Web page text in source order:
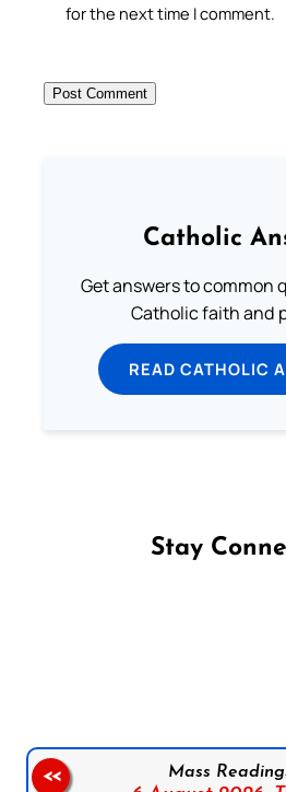
for the next time I comment.
Catholic
Get answers to common
Catholic faith and
READ CATHOLIC
Stay
Mass
<<